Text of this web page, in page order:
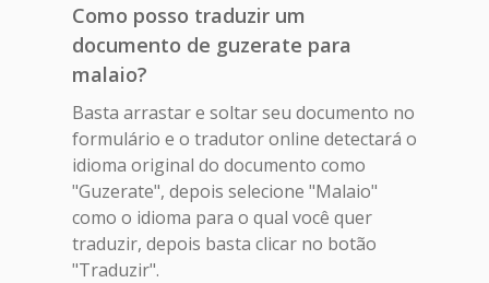
Como posso traduzir um
documento de guzerate para
malaio?
Basta arrastar e soltar seu documento no
formulário e o tradutor online detectará o
idioma original do documento como
"Guzerate", depois selecione "Malaio"
como o idioma para o qual você quer
traduzir, depois basta clicar no botão
"Traduzir".